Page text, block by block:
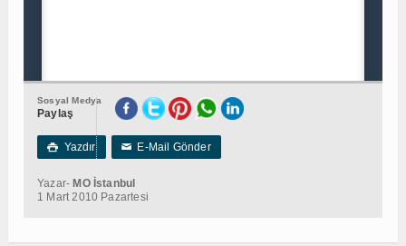
Sosyal Medya
Paylaş
 Yazdır ✉E-Mail Gönder
Yazar- MO İstanbul
1 Mart 2010 Pazartesi